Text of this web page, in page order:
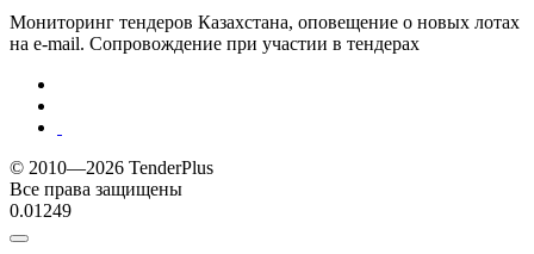
Мониторинг тендеров Казахстана, оповещение о новых лотах
на e-mail. Сопровождение при участии в тендерах
© 2010—2026 TenderPlus
Все права защищены
0.01249